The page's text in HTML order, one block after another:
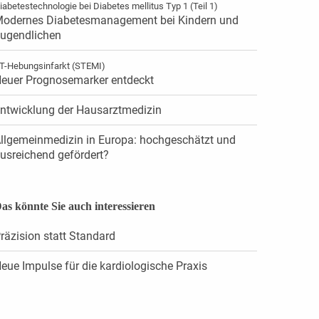
bei Diabetes mellitus Typ 1 (Teil 1)
Diabetesmanagement bei Kindern und
Hebungsinfarkt (STEMI)
Prognosemarker entdeckt
der Hausarztmedizin
in Europa: hochgeschätzt und
gefördert?
könnte Sie auch interessieren
statt Standard
Impulse für die kardiologische Praxis